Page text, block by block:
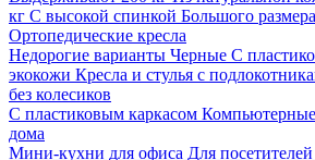
кг С высокой спинкой Большого размера
Ортопедические кресла
Недорогие варианты Черные С
экокожи Кресла и стулья с
без колесиков
С пластиковым каркасом Компьютерные
дома
Мини-кухни для офиса Для посетителей